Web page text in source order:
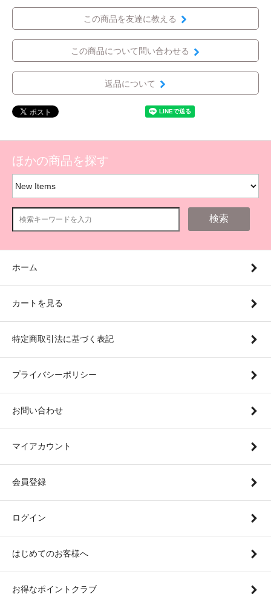
この商品を友達に教える
この商品について問い合わせる
返品について
ほかの商品を探す
検索
ホーム
カートを見る
特定商取引法に基づく表記
プライバシーポリシー
お問い合わせ
マイアカウント
会員登録
ログイン
はじめてのお客様へ
お得なポイントクラブ